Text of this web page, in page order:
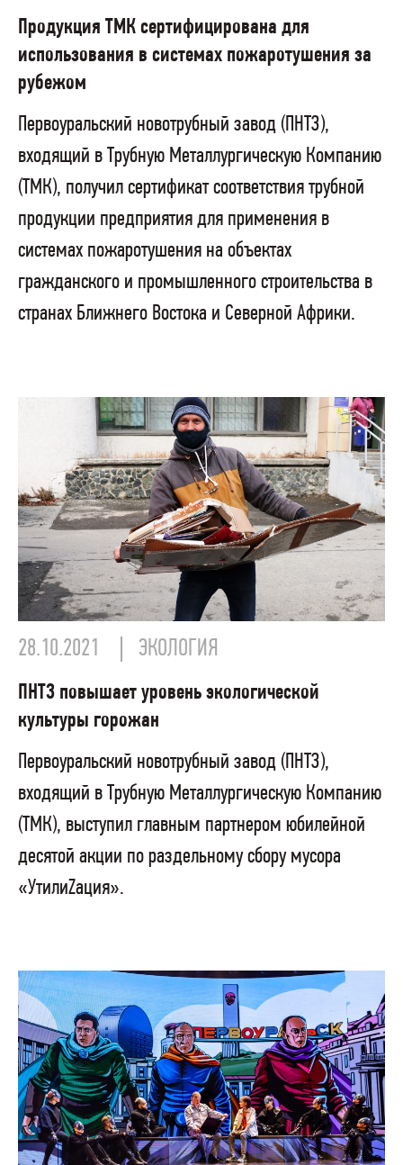
Продукция ТМК сертифицирована для
использования в системах пожаротушения за
рубежом
Первоуральский новотрубный завод (ПНТЗ),
входящий в Трубную Металлургическую Компанию
(ТМК), получил сертификат соответствия трубной
продукции предприятия для применения в
системах пожаротушения на объектах
гражданского и промышленного строительства в
странах Ближнего Востока и Северной Африки.
28.10.2021 ЭКОЛОГИЯ
ПНТЗ повышает уровень экологической
культуры горожан
Первоуральский новотрубный завод (ПНТЗ),
входящий в Трубную Металлургическую Компанию
(ТМК), выступил главным партнером юбилейной
десятой акции по раздельному сбору мусора
«УтилиZация».